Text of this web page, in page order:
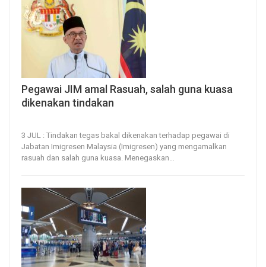
Pegawai JIM amal Rasuah, salah guna kuasa
dikenakan tindakan
3 JUL : Tindakan tegas bakal dikenakan terhadap pegawai di
Jabatan Imigresen Malaysia (Imigresen) yang mengamalkan
rasuah dan salah guna kuasa. Menegaskan…